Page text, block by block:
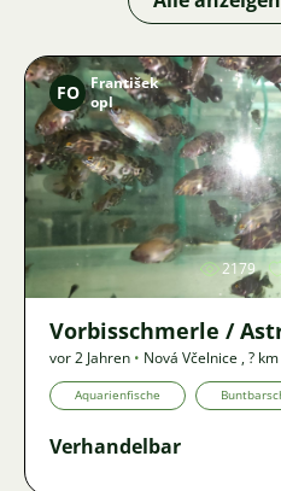
FO František
opl
2179
Vorbisschmerle /
vor 2 Jahren • Nová Včelnice ,? km
Aquarienfische
Verhandelbar